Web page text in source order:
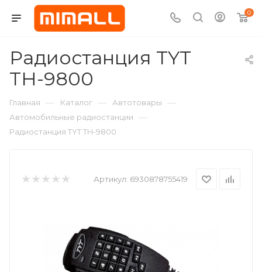
0
Радиостанция TYT
TH-9800
Главная — Каталог — Автотовары —
Автомобильные радиостанции —
Радиостанция TYT TH-9800
Артикул: 6930878755419